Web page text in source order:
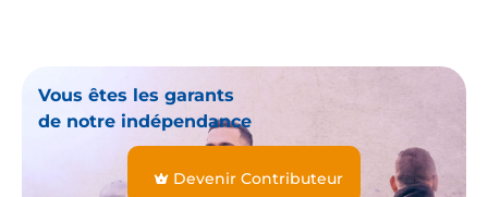
Vous êtes les garants
de notre indépendance
Devenir Contributeur